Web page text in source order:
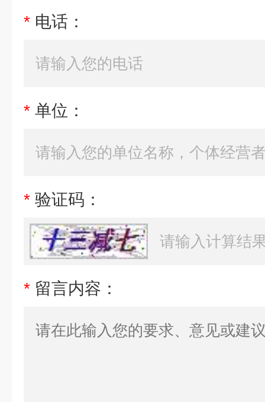
* 电话：
* 单位：
* 验证码：
* 留言内容：